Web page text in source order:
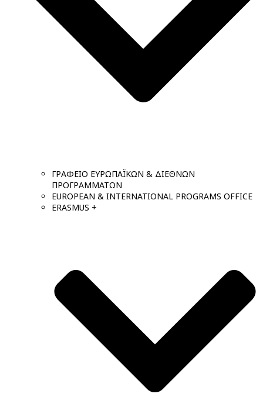
ΓΡΑΦΕΙΟ ΕΥΡΩΠΑΪΚΩΝ & ΔΙΕΘΝΩΝ
ΠΡΟΓΡΑΜΜΑΤΩΝ
EUROPEAN & INTERNATIONAL PROGRAMS OFFICE
ERASMUS +